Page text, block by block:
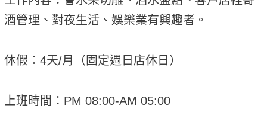
酒管理、對夜生活、娛樂業有興趣者。
休假：4天/月（固定週日店休日）
上班時間：PM 08:00-AM 05:00